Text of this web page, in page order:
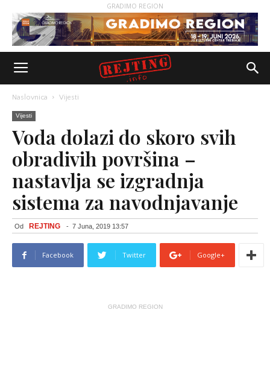
GRADIMO REGION
Naslovnica Vijesti
Vijesti
Voda dolazi do skoro svih
obradivih površina –
nastavlja se izgradnja
sistema za navodnjavanje
Od REJTING - 7 Juna, 2019 13:57
Facebook Twitter Google+
GRADIMO REGION